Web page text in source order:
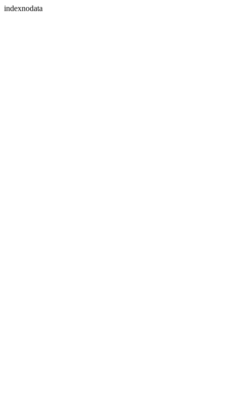
indexnodata